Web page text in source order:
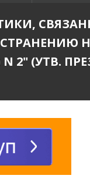
2" (УТВ.